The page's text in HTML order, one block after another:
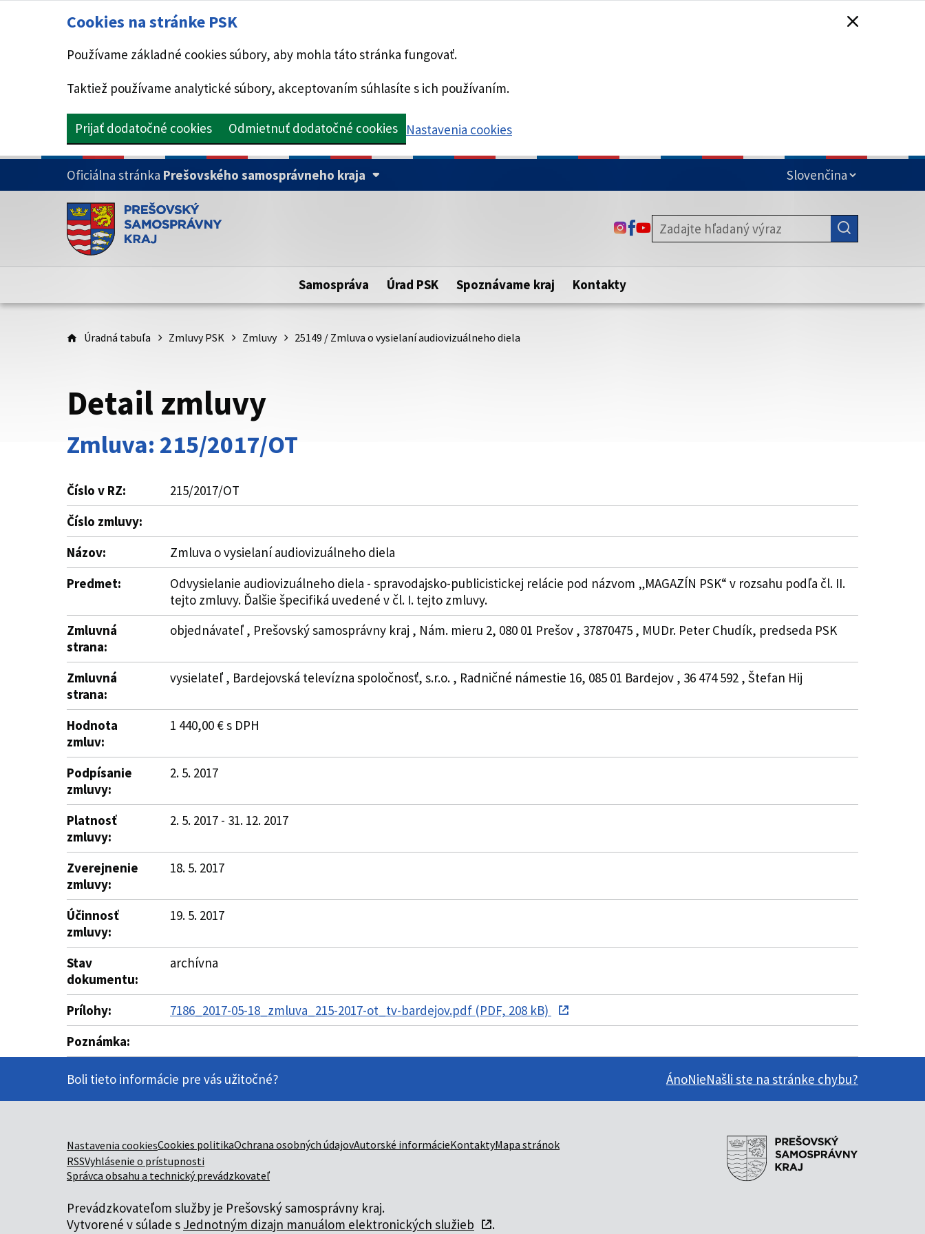
Cookies na stránke PSK
Používame základné cookies súbory, aby mohla táto stránka fungovať.
Taktiež používame analytické súbory, akceptovaním súhlasíte s ich používaním.
Prijať dodatočné cookies Odmietnuť dodatočné cookies Nastavenia cookies
PRESKOČIŤ NA HLAVNÝ OBSAH
Oficiálna stránka Prešovského samosprávneho kraja
Doména psk.sk je oficiálna
Toto je oficiálna webová stránka Prešovského samosprávneho kraja.
Táto stránka je zabezpečená
zabezpečenú webovú stránku. Zabezpečená stránka vždy začína
https:// pred názvom domény webového sídla.
ODKAZ SA OTVORÍ NA NOVEJ KARTE
ODKAZ SA OTVORÍ NA NOVEJ KARTE
ODKAZ SA OTVORÍ NA NOVEJ KARTE
Samospráva Úrad PSK Spoznávame kraj Kontakty
Úradná tabuľa Zmluvy PSK Zmluvy 25149 / Zmluva o vysielaní audiovizuálneho diela
Detail zmluvy
Zmluva: 215/2017/OT
Číslo v RZ:
215/2017/OT
Číslo zmluvy:
Názov:
Zmluva o vysielaní audiovizuálneho diela
Predmet:
Odvysielanie audiovizuálneho diela - spravodajsko-publicistickej relácie pod názvom „MAGAZÍN PSK“ v rozsahu podľa čl. II.
tejto zmluvy. Ďalšie špecifiká uvedené v čl. I. tejto zmluvy.
Zmluvná
strana:
objednávateľ , Prešovský samosprávny kraj , Nám. mieru 2, 080 01 Prešov , 37870475 , MUDr. Peter Chudík, predseda PSK
Zmluvná
strana:
vysielateľ , Bardejovská televízna spoločnosť, s.r.o. , Radničné námestie 16, 085 01 Bardejov , 36 474 592 , Štefan Hij
Hodnota
zmluv:
1 440,00 € s DPH
Podpísanie
zmluvy:
2. 5. 2017
Platnosť
zmluvy:
2. 5. 2017 - 31. 12. 2017
Zverejnenie
zmluvy:
18. 5. 2017
Účinnosť
zmluvy:
19. 5. 2017
Stav
dokumentu:
archívna
Prílohy:
7186_2017-05-18_zmluva_215-2017-ot_tv-bardejov.pdf (PDF, 208 kB)
Poznámka:
Boli tieto informácie pre vás užitočné? ÁnoNieNašli ste na stránke chybu?
Nastavenia cookiesCookies politikaOchrana osobných údajovAutorské informácieKontaktyMapa stránok
RSSVyhlásenie o prístupnosti
Správca obsahu a technický prevádzkovateľ
Prevádzkovateľom služby je Prešovský samosprávny kraj.
Vytvorené v súlade s Jednotným dizajn manuálom elektronických služieb .